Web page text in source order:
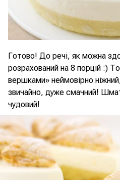
Готово! До речі, як можна
розрахований на 8 порцій :)
вершками» неймовірно
звичайно, дуже смачний!
чудовий!